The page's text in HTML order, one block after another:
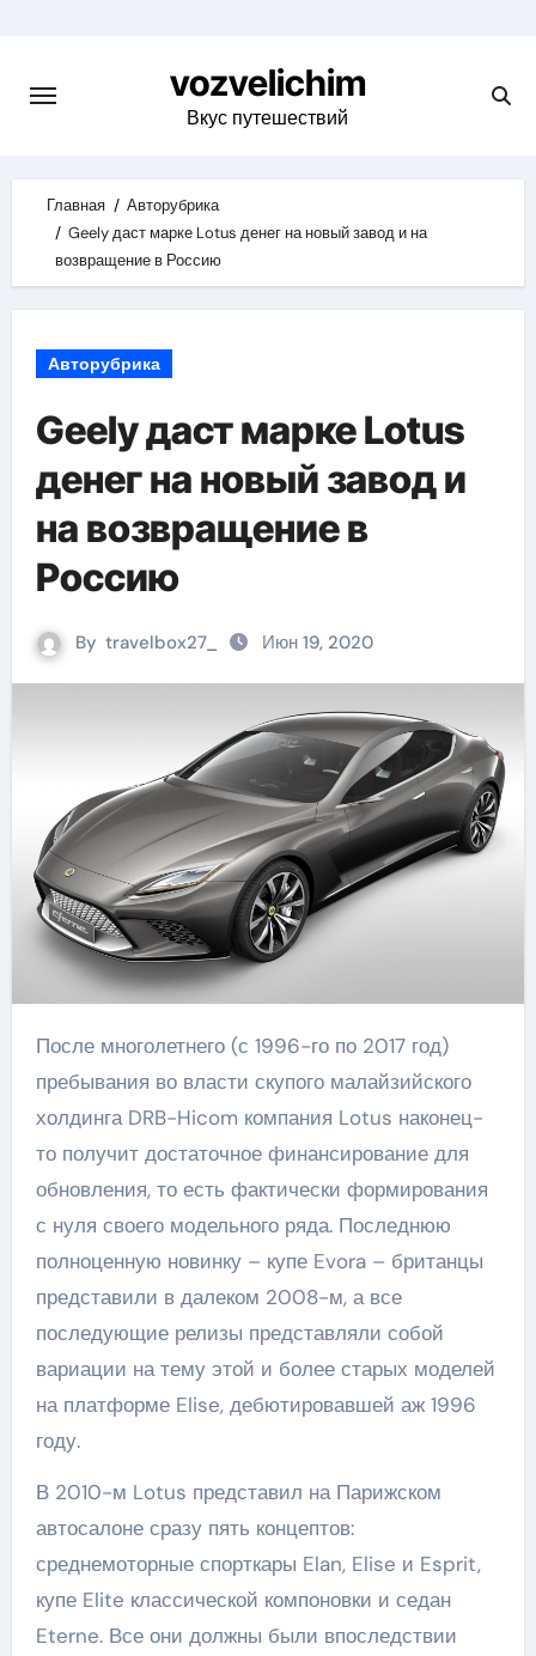
content
vozvelichim
Вкус путешествий
Главная
Авторубрика
Geely даст марке Lotus денег на новый завод и на
возвращение в Россию
Авторубрика
Geely даст марке Lotus
денег на новый завод и
на возвращение в
Россию
By travelbox27_ Июн 19, 2020
После многолетнего (с 1996-го по 2017 год)
пребывания во власти скупого малайзийского
холдинга DRB-Hicom компания Lotus наконец-
то получит достаточное финансирование для
обновления, то есть фактически формирования
с нуля своего модельного ряда. Последнюю
полноценную новинку – купе Evora – британцы
представили в далеком 2008-м, а все
последующие релизы представляли собой
вариации на тему этой и более старых моделей
на платформе Elise, дебютировавшей аж 1996
году.
В 2010-м Lotus представил на Парижском
автосалоне сразу пять концептов:
среднемоторные спорткары Elan, Elise и Esprit,
купе Elite классической компоновки и седан
Eterne. Все они должны были впоследствии